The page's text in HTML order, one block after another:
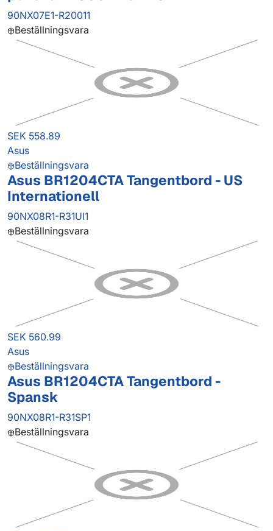
90NX07E1-R20011
Beställningsvara
SEK 558.89
Asus
Beställningsvara
Asus BR1204CTA Tangentbord - US
Internationell
90NX08R1-R31UI1
Beställningsvara
SEK 560.99
Asus
Beställningsvara
Asus BR1204CTA Tangentbord -
Spansk
90NX08R1-R31SP1
Beställningsvara